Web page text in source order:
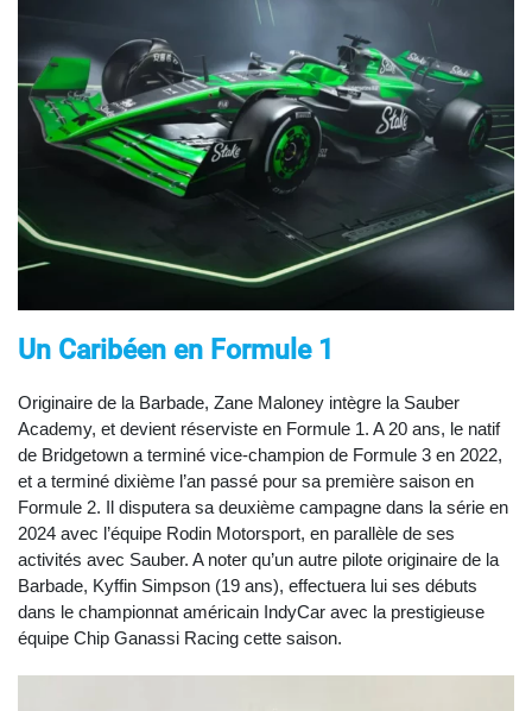
Un Caribéen en Formule 1
Originaire de la Barbade, Zane Maloney intègre la Sauber
Academy, et devient réserviste en Formule 1. A 20 ans, le natif
de Bridgetown a terminé vice-champion de Formule 3 en 2022,
et a terminé dixième l’an passé pour sa première saison en
Formule 2. Il disputera sa deuxième campagne dans la série en
2024 avec l’équipe Rodin Motorsport, en parallèle de ses
activités avec Sauber. A noter qu’un autre pilote originaire de la
Barbade, Kyffin Simpson (19 ans), effectuera lui ses débuts
dans le championnat américain IndyCar avec la prestigieuse
équipe Chip Ganassi Racing cette saison.